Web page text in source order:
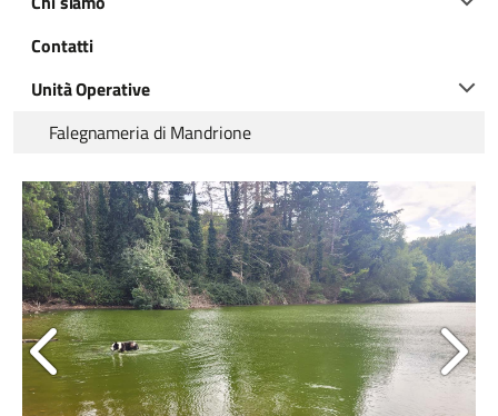
Contatti
Unità Operative
Falegnameria di Mandrione